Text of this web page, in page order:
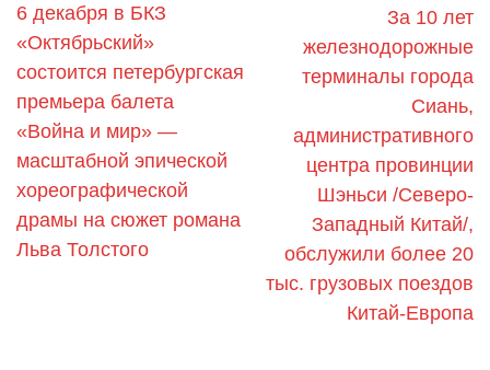
6 декабря в БКЗ
«Октябрьский»
состоится петербургская
премьера балета
«Война и мир» —
масштабной эпической
хореографической
драмы на сюжет романа
Льва Толстого
За 10 лет
железнодорожные
терминалы города
Сиань,
административного
центра провинции
Шэньси /Северо-
Западный Китай/,
обслужили более 20
тыс. грузовых поездов
Китай-Европа